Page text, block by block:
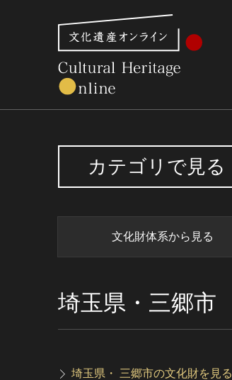
カテゴリで見る
文化財体系から見る
埼玉県・三郷市
埼玉県・ 三郷市の文化財を見る